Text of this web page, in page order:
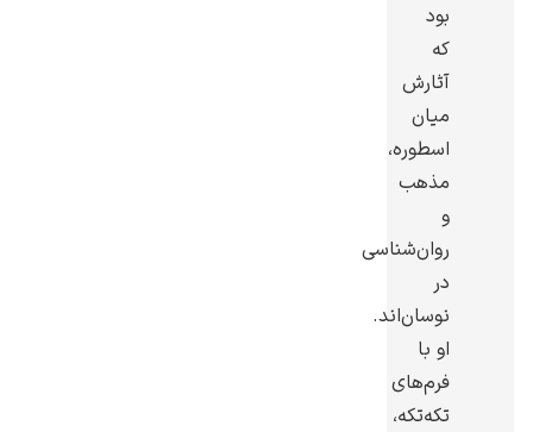
کامی پیسارو
بود
که
آثارش
میان
اسطوره،
مذهب
و
روان‌شناسی
در
نوسان‌اند.
او با
فرم‌های
تکه‌تکه،